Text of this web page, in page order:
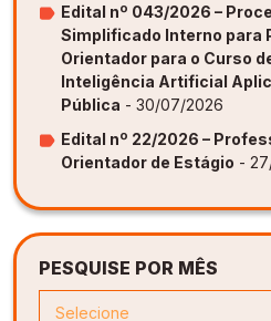
Edital nº 043/2026 –
Simplificado Interno para
Orientador para o Curso
Inteligência Artificial
Pública - 30/07/2026
Edital nº 22/2026 –
Orientador de Estágio -
PESQUISE POR MÊS